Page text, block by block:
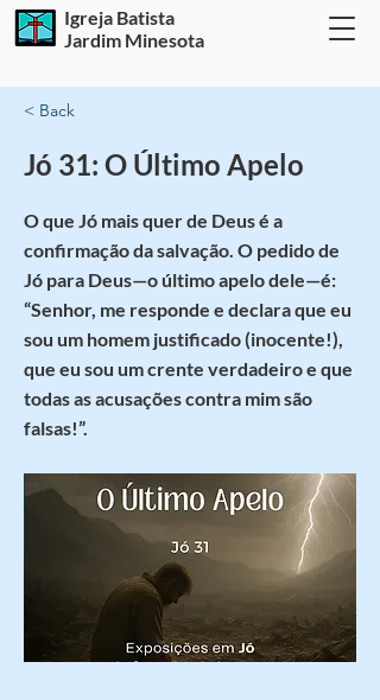
Igreja Batista
Jardim Minesota
< Back
Jó 31: O Último Apelo
O que Jó mais quer de Deus é a
confirmação da salvação. O pedido de
Jó para Deus—o último apelo dele—é:
“Senhor, me responde e declara que eu
sou um homem justificado (inocente!),
que eu sou um crente verdadeiro e que
todas as acusações contra mim são
falsas!”.